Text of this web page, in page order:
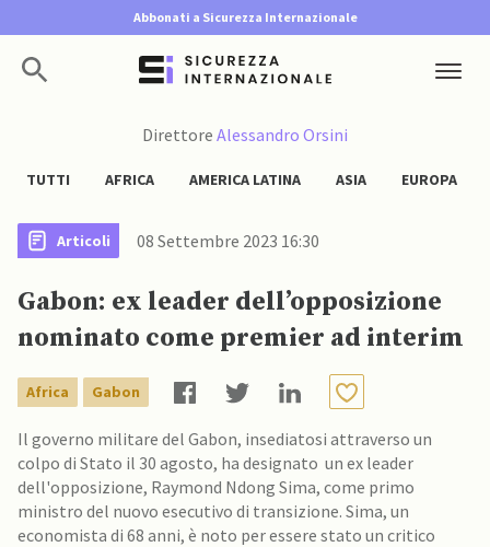
Abbonati a Sicurezza Internazionale
Direttore Alessandro Orsini
TUTTI AFRICA AMERICA LATINA ASIA EUROPA
Articoli 08 Settembre 2023 16:30
Gabon: ex leader dell’opposizione
nominato come premier ad interim
Africa Gabon
Il governo militare del Gabon, insediatosi attraverso un
colpo di Stato il 30 agosto, ha designato un ex leader
dell'opposizione, Raymond Ndong Sima, come primo
ministro del nuovo esecutivo di transizione. Sima, un
economista di 68 anni, è noto per essere stato un critico